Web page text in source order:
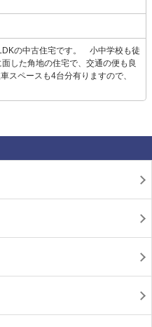
の中古住宅です。 小中学校も徒
した角地の住宅で、交通の便も良
スペースも4台分有りますので、